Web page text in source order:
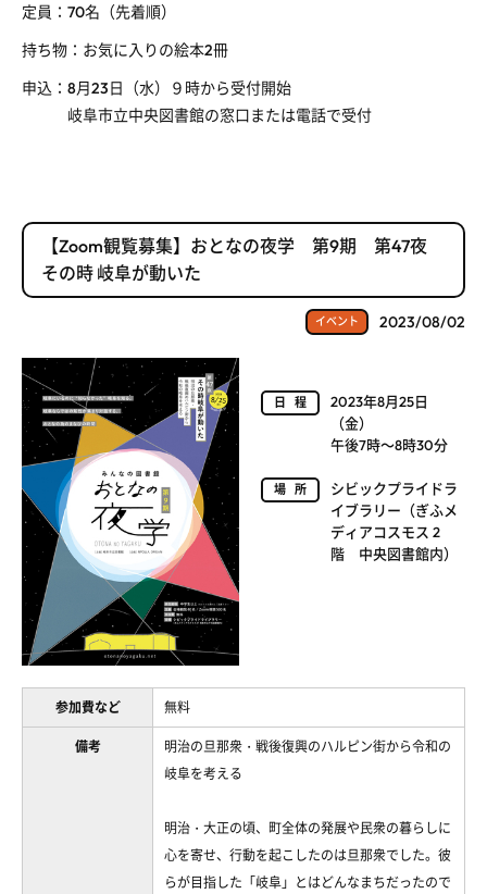
定員：70名（先着順）
持ち物：お気に入りの絵本2冊
申込：8月23日（水）９時から受付開始
岐阜市立中央図書館の窓口または電話で受付
【Zoom観覧募集】おとなの夜学 第9期 第47夜
その時 岐阜が動いた
イベント 2023/08/02
日程
2023年8月25日
（金）
午後7時～8時30分
場所
シビックプライドラ
イブラリー（ぎふメ
ディアコスモス 2
階 中央図書館内）
参加費など 無料
備考
明治の旦那衆・戦後復興のハルピン街から令和の
岐阜を考える
明治・大正の頃、町全体の発展や民衆の暮らしに
心を寄せ、行動を起こしたのは旦那衆でした。彼
らが目指した「岐阜」とはどんなまちだったので